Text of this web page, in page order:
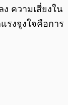
ความเสี่ยงใน
รงจูงใจคือการ